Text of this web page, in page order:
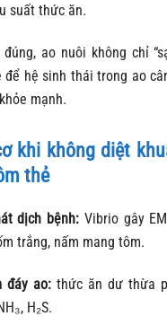
suất thức ăn.
ao nuôi không chỉ
hệ sinh thái trong ao
mạnh.
khi không diệt
thẻ
dịch bệnh: Vibrio gây
trắng, nấm mang tôm.
đáy ao:thức ăn dư thừa
H₂S.